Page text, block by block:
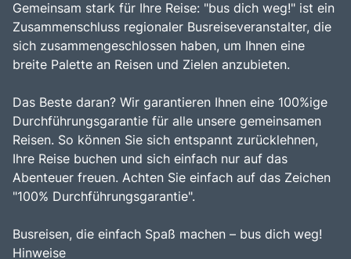
Gemeinsam stark für Ihre Reise: "bus dich weg!" ist ein
Zusammenschluss regionaler Busreiseveranstalter, die
sich zusammengeschlossen haben, um Ihnen eine
breite Palette an Reisen und Zielen anzubieten.
Das Beste daran? Wir garantieren Ihnen eine 100%ige
Durchführungsgarantie für alle unsere gemeinsamen
Reisen. So können Sie sich entspannt zurücklehnen,
Ihre Reise buchen und sich einfach nur auf das
Abenteuer freuen. Achten Sie einfach auf das Zeichen
"100% Durchführungsgarantie".
Busreisen, die einfach Spaß machen – bus dich weg!
Hinweise